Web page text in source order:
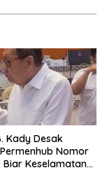
Kady Desak
Nomor
Biar Keselamatan